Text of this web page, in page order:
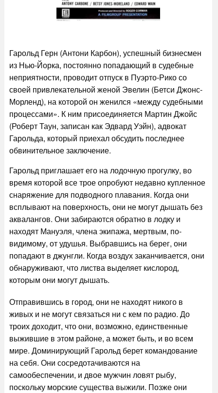
Гарольд Герн (Антони Карбон), успешный бизнесмен
из Нью-Йорка, постоянно попадающий в судебные
неприятности, проводит отпуск в Пуэрто-Рико со
своей привлекательной женой Эвелин (Бетси Джонс-
Морленд), на которой он женился «между судебными
процессами». К ним присоединяется Мартин Джойс
(Роберт Таун, записан как Эдвард Уэйн), адвокат
Гарольда, который приехал обсудить последнее
обвинительное заключение.
Гарольд приглашает его на лодочную прогулку, во
время которой все трое опробуют недавно купленное
снаряжение для подводного плавания. Когда они
всплывают на поверхность, они не могут дышать без
аквалангов. Они забираются обратно в лодку и
находят Мануэля, члена экипажа, мертвым, по-
видимому, от удушья. Выбравшись на берег, они
попадают в джунгли. Когда воздух заканчивается, они
обнаруживают, что листва выделяет кислород,
которым они могут дышать.
Отправившись в город, они не находят никого в
живых и не могут связаться ни с кем по радио. До
троих доходит, что они, возможно, единственные
выжившие в этом районе, а может быть, и во всем
мире. Доминирующий Гарольд берет командование
на себя. Они сосредотачиваются на
самообеспечении, и двое мужчин ловят рыбу,
поскольку морские существа выжили. Позже они